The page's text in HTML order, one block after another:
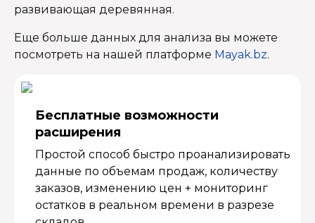
развивающая деревянная.
Еще больше данных для анализа вы можете
посмотреть на нашей платформе Mayak.bz.
Бесплатные возмож­ности
расширения
Простой способ быстро проанализировать
данные по объемам продаж, количеству
заказов, изменению цен + мониторинг
остатков в реальном времени в разрезе